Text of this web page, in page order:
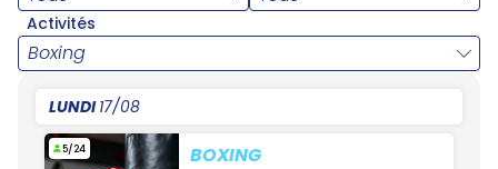
Activités
Boxing
LUNDI17/08
5/24 BOXING